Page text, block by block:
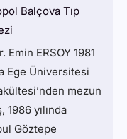
Balçova Tıp
Emin ERSOY 1981
Ege Üniversitesi
mezun
1986 yılında
Göztepe